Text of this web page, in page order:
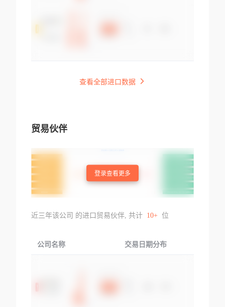
查看全部进口数据
贸易伙伴
登录查看更多
近三年该公司 的进口贸易伙伴, 共计 10+ 位
公司名称 交易日期分布